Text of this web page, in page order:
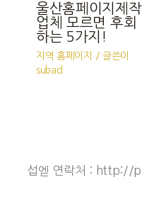
울산홈페이지제작
업체 모르면 후회
하는 5가지!
지역 홈페이지
/ 글쓴이
subad
섭엗 연락처 : http://